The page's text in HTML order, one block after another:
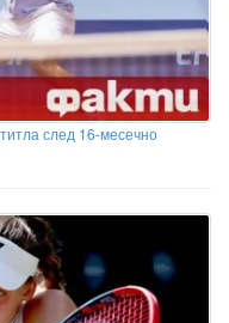
след 16-месечно